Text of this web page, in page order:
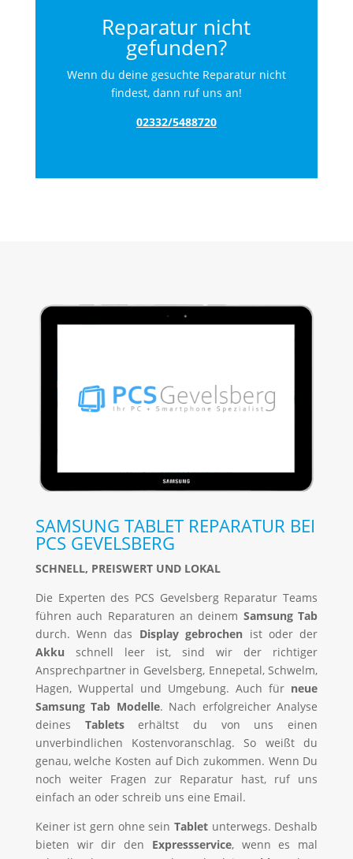
Reparatur nicht
gefunden?
Wenn du deine gesuchte Reparatur nicht
findest, dann ruf uns an!
02332/5488720
SAMSUNG TABLET REPARATUR BEI
PCS GEVELSBERG
SCHNELL, PREISWERT UND LOKAL
Die Experten des PCS Gevelsberg Reparatur Teams
führen auch Reparaturen an deinem Samsung Tab
durch. Wenn das Display gebrochen ist oder der
Akku schnell leer ist, sind wir der richtiger
Ansprechpartner in Gevelsberg, Ennepetal, Schwelm,
Hagen, Wuppertal und Umgebung. Auch für neue
Samsung Tab Modelle. Nach erfolgreicher Analyse
deines Tablets erhältst du von uns einen
unverbindlichen Kostenvoranschlag. So weißt du
genau, welche Kosten auf Dich zukommen. Wenn Du
noch weiter Fragen zur Reparatur hast, ruf uns
einfach an oder schreib uns eine Email.
Keiner ist gern ohne sein Tablet unterwegs. Deshalb
bieten wir dir den Expressservice, wenn es mal